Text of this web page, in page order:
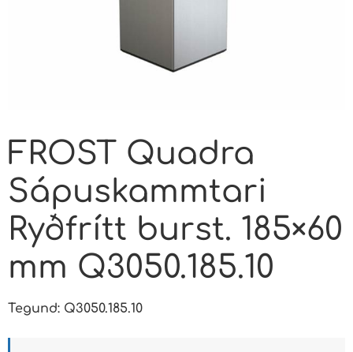
FROST Quadra
Sápuskammtari
Ryðfrítt burst. 185×60
mm Q3050.185.10
Tegund: Q3050.185.10